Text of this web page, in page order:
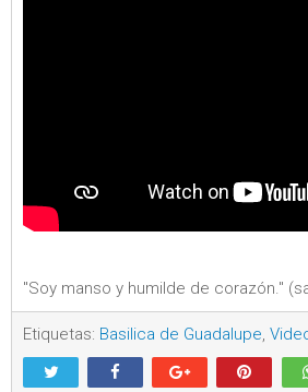
"Soy manso y humilde de corazón."
Etiquetas: Basilica de Guadalupe,